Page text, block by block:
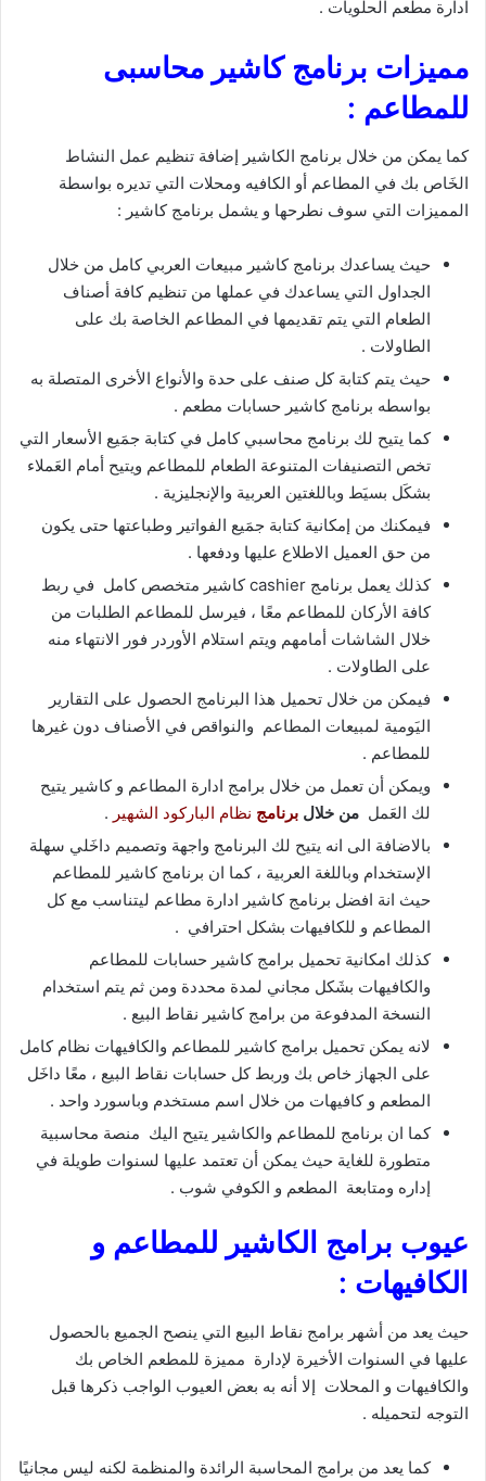
ادارة مطعم الحلويات .
مميزات برنامج كاشير محاسبى
للمطاعم :
كما يمكن من خلال برنامج الكاشير إضافة تنظيم عمل النشاط
الخَاص بك في المطاعم أو الكافيه ومحلات التي تديره بواسطة
المميزات التي سوف نطرحها و يشمل برنامج كاشير :
حيث يساعدك برنامج كاشير مبيعات العربي كامل من خلال
الجداول التي يساعدك في عملها من تنظيم كافة أصناف
الطعام التي يتم تقديمها في المطاعم الخاصة بك على
الطاولات .
حيث يتم كتابة كل صنف على حدة والأنواع الأخرى المتصلة به
بواسطه برنامج كاشير حسابات مطعم .
كما يتيح لك برنامج محاسبي كامل في كتابة جمَيع الأسعار التي
تخص التصنيفات المتنوعة الطعام للمطاعم ويتيح أمام العَملاء
بشكَل بسيَط وباللغتين العربية والإنجليزية .
فيمكنك من إمكانية كتابة جمَيع الفواتير وطباعتها حتى يكون
من حق العميل الاطلاع عليها ودفعها .
كذلك يعمل برنامج cashier كاشير متخصص كامل في ربط
كافة الأركان للمطاعم معًا ، فيرسل للمطاعم الطلبات من
خلال الشاشات أمامهم ويتم استلام الأوردر فور الانتهاء منه
على الطاولات .
فيمكن من خلال تحميل هذا البرنامج الحصول على التقارير
اليَومية لمبيعات المطاعم والنواقص في الأصناف دون غيرها
للمطاعم .
ويمكن أن تعمل من خلال برامج ادارة المطاعم و كاشير يتيح
لك العَمل من خلال برنامج نظام الباركود الشهير .
بالاضافة الى انه يتيح لك البرنامج واجهة وتصميم داخَلي سهلة
الإستخدام وباللغة العربية ، كما ان برنامج كاشير للمطاعم
حيث انة افضل برنامج كاشير ادارة مطاعم ليتناسب مع كل
المطاعم و للكافيهات بشكل احترافي .
كذلك امكانية تحميل برامج كاشير حسابات للمطاعم
والكافيهات بشَكل مجاني لمدة محددة ومن ثم يتم استخدام
النسخة المدفوعة من برامج كاشير نقاط البيع .
لانه يمكن تحميل برامج كاشير للمطاعم والكافيهات نظام كامل
على الجهاز خاص بك وربط كل حسابات نقاط البيع ، معًا داخَل
المطعم و كافيهات من خلال اسم مستخدم وباسورد واحد .
كما ان برنامج للمطاعم والكاشير يتيح اليك منصة محاسبية
متطورة للغاية حيث يمكن أن تعتمد عليها لسنوات طويلة في
إداره ومتابعة المطعم و الكوفي شوب .
عيوب برامج الكاشير للمطاعم و
الكافيهات :
حيث يعد من أشهر برامج نقاط البيع التي ينصح الجميع بالحصول
عليها في السنوات الأخيرة لإدارة مميزة للمطعم الخاص بك
والكافيهات و المحلات إلا أنه به بعض العيوب الواجب ذكرها قبل
التوجه لتحميله .
كما يعد من برامج المحاسبة الرائدة والمنظمة لكنه ليس مجانيًا